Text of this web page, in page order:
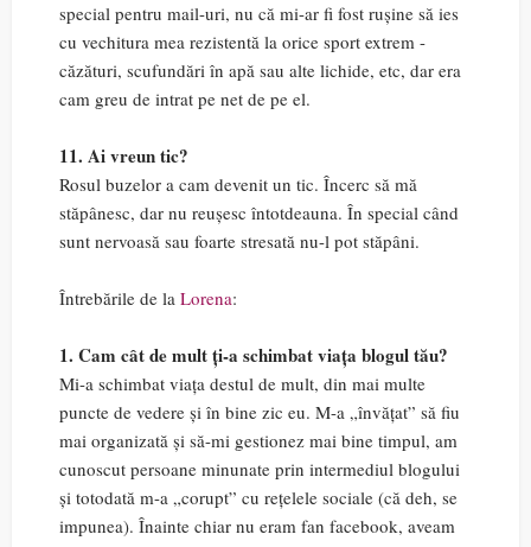
special pentru mail-uri, nu că mi-ar fi fost rușine să ies
cu vechitura mea rezistentă la orice sport extrem -
căzături, scufundări în apă sau alte lichide, etc, dar era
cam greu de intrat pe net de pe el.
11. Ai vreun tic?
Rosul buzelor a cam devenit un tic. Încerc să mă
stăpânesc, dar nu reușesc întotdeauna. În special când
sunt nervoasă sau foarte stresată nu-l pot stăpâni.
Întrebările de la Lorena:
1. Cam cât de mult ți-a schimbat viața blogul tău?
Mi-a schimbat viața destul de mult, din mai multe
puncte de vedere și în bine zic eu. M-a „învățat” să fiu
mai organizată și să-mi gestionez mai bine timpul, am
cunoscut persoane minunate prin intermediul blogului
și totodată m-a „corupt” cu rețelele sociale (că deh, se
impunea). Înainte chiar nu eram fan facebook, aveam